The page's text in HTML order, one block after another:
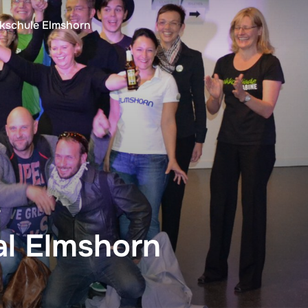
Elmshorn
Elmshorn